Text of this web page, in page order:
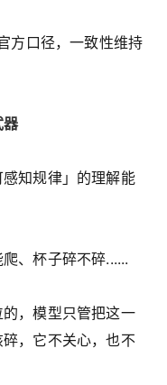
方口径，一致性维持
器
知规律」的理解能
、杯子碎不碎......
，模型只管把这一
，它不关心，也不